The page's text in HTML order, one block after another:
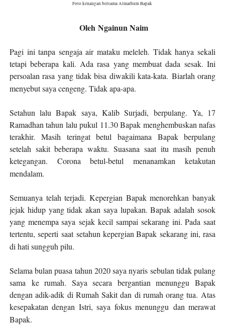
Foto kenangan bersama Almarhum Bapak
Oleh Ngainun Naim
Pagi ini tanpa sengaja air mataku meleleh. Tidak hanya sekali
tetapi beberapa kali. Ada rasa yang membuat dada sesak. Ini
persoalan rasa yang tidak bisa diwakili kata-kata. Biarlah orang
menyebut saya cengeng. Tidak apa-apa.
Setahun lalu Bapak saya, Kalib Surjadi, berpulang. Ya, 17
Ramadhan tahun lalu pukul 11.30 Bapak menghembuskan nafas
terakhir.Masih teringat betul bagaimana Bapak berpulang
setelah sakit beberapa waktu. Suasana saat itu masih penuh
ketegangan. Corona betul-betul menanamkan ketakutan
mendalam.
Semuanya telah terjadi. Kepergian Bapak menorehkan banyak
jejak hidup yang tidak akan saya lupakan. Bapak adalah sosok
yang menempa saya sejak kecilsampai sekarang ini. Pada saat
tertentu, seperti saat setahun kepergian Bapak sekarang ini, rasa
di hati sungguh pilu.
Selama bulan puasa tahun 2020 saya nyaris sebulan tidak pulang
sama ke rumah. Saya secara bergantian menunggu Bapak
dengan adik-adik di Rumah Sakit dan di rumah orang tua. Atas
kesepakatan dengan Istri, saya fokus menunggu dan merawat
Bapak.